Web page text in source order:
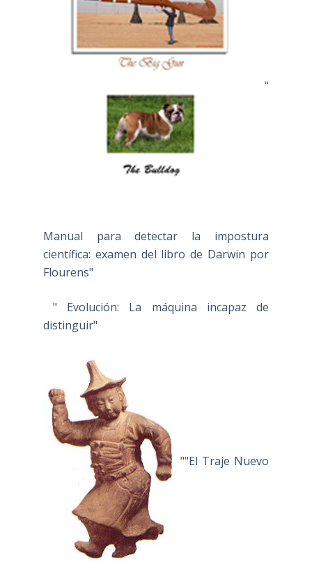
"
Manual para detectar la impostura
científica: examen del libro de Darwin por
Flourens"
" Evolución: La máquina incapaz de
distinguir"
""El Traje Nuevo